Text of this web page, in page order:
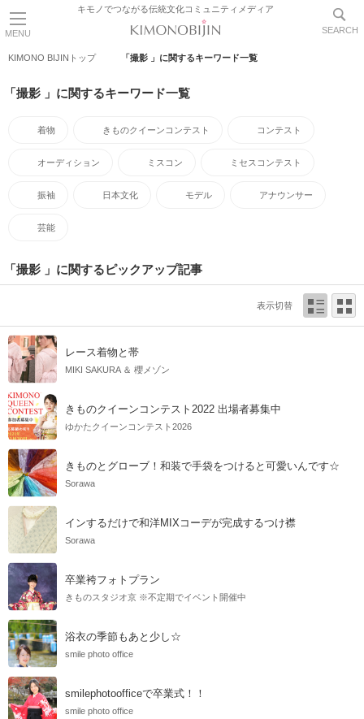
MENU
キモノでつながる伝統文化コミュニティメディア
SEARCH
KIMONO BIJINトップ 「撮影 」に関するキーワード一覧
「撮影 」に関するキーワード一覧
着物 きものクイーンコンテスト コンテスト
オーディション ミスコン ミセスコンテスト
振袖 日本文化 モデル アナウンサー
芸能
「撮影 」に関するピックアップ記事
表示切替
レース着物と帯
MIKI SAKURA ＆ 櫻メゾン
きものクイーンコンテスト2022 出場者募集中
ゆかたクイーンコンテスト2026
きものとグローブ！和装で手袋をつけると可愛いんです☆
Sorawa
インするだけで和洋MIXコーデが完成するつけ襟
Sorawa
卒業袴フォトプラン
きものスタジオ京 ※不定期でイベント開催中
浴衣の季節もあと少し☆
smile photo office
smilephotoofficeで卒業式！！
smile photo office